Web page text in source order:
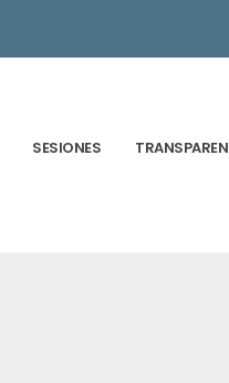
SESIONES